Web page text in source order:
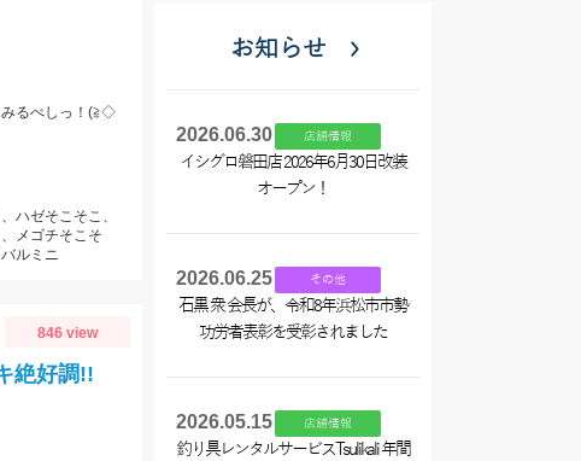
みるべしっ！(≧◇
ハゼそこそこ、
メゴチそこそ
ルミニ
846 view
絶好調!!
お知らせ
2026.06.30 店舗情報
イシグロ磐田店 2026年6月30日改装
オープン！
2026.06.25 その他
石黒 衆 会長が、令和8年浜松市市勢
功労者表彰を受彰されました
2026.05.15 店舗情報
釣り具レンタルサービスTsulikali 年間